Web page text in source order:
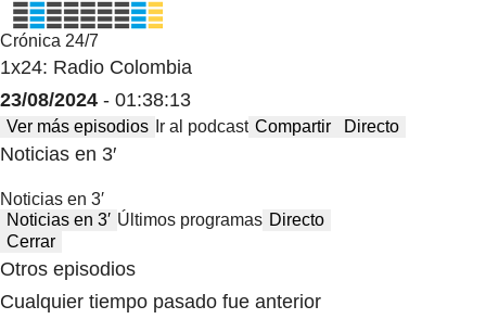
Crónica 24/7
1x24: Radio Colombia
23/08/2024 - 01:38:13
Ver más episodios Ir al podcast Compartir Directo
Noticias en 3′
Noticias en 3′
Noticias en 3′ Últimos programas Directo
Cerrar
Otros episodios
Cualquier tiempo pasado fue anterior